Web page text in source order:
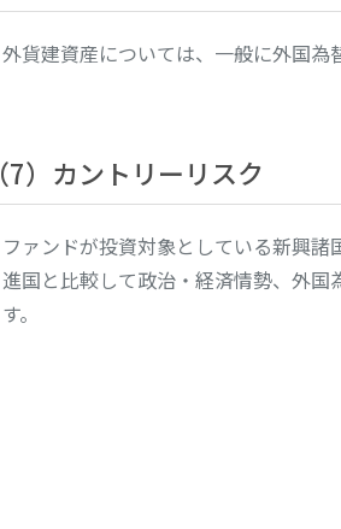
外貨建資産については、一般に外国為
（7）カントリーリスク
ファンドが投資対象としている新興
進国と比較して政治・経済情勢、外
す。